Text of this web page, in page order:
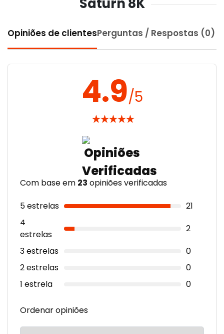
Opiniões de clientesPerguntas / Respostas (0)
4.9/5
★★★★★
Com base em 23 opiniões verificadas
5 estrelas
21
4
estrelas
2
3 estrelas
0
2 estrelas
0
1 estrela
0
Ordenar opiniões